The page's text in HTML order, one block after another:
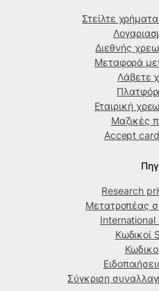
Στείλτε
Διεθνής
Μεταφορά
Λάβετε
Εταιρική
Μαζικές
Accept
Research
Μετατροπέας
Κωδικοί
Σύγκριση